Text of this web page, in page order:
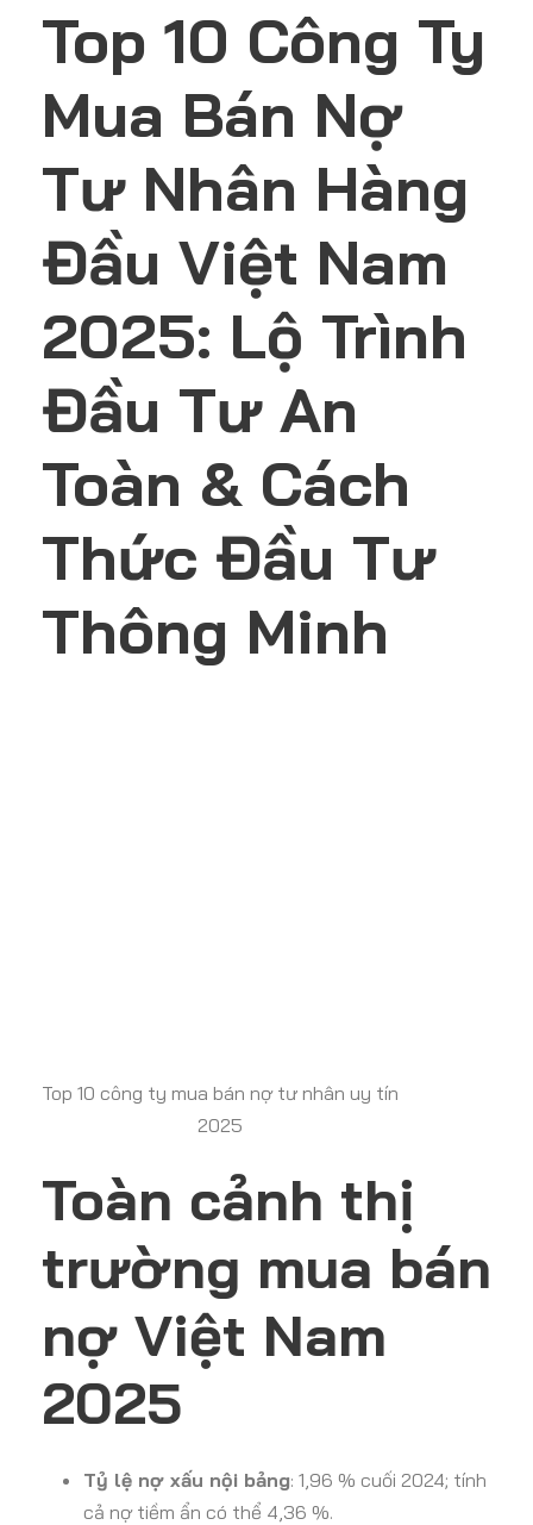
Top 10 Công Ty
Mua Bán Nợ
Tư Nhân Hàng
Đầu Việt Nam
2025: Lộ Trình
Đầu Tư An
Toàn & Cách
Thức Đầu Tư
Thông Minh
Top 10 công ty mua bán nợ tư nhân uy tín
2025
Toàn cảnh thị
trường mua bán
nợ Việt Nam
2025
Tỷ lệ nợ xấu nội bảng: 1,96 % cuối 2024; tính
cả nợ tiềm ẩn có thể 4,36 %.